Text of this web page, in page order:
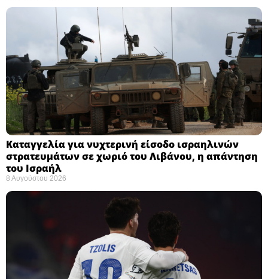
Καταγγελία για νυχτερινή είσοδο ισραηλινών
στρατευμάτων σε χωριό του Λιβάνου, η απάντηση
του Ισραήλ
8 Αυγούστου 2026